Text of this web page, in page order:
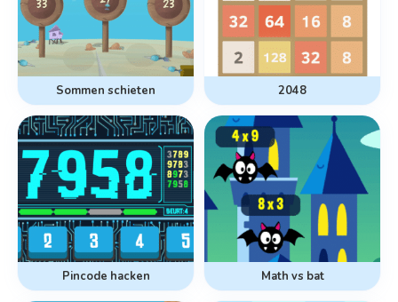
Sommen schieten 2048
Pincode hacken Math vs bat